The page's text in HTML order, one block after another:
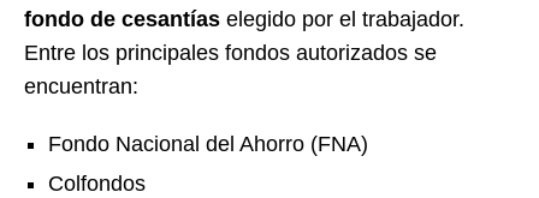
fondo de cesantías elegido por el trabajador.
Entre los principales fondos autorizados se
encuentran:
Fondo Nacional del Ahorro (FNA)
Colfondos